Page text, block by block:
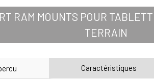
RAM MOUNTS POUR
TERRAIN
Caractéristiques